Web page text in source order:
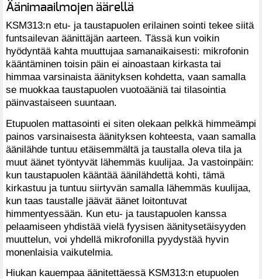
Äänimaailmojen äärellä
KSM313:n etu- ja taustapuolen erilainen sointi tekee siitä
funtsailevan äänittäjän aarteen. Tässä kun voikin
hyödyntää kahta muuttujaa samanaikaisesti: mikrofonin
kääntäminen toisin päin ei ainoastaan kirkasta tai
himmaa varsinaista äänityksen kohdetta, vaan samalla
se muokkaa taustapuolen vuotoääniä tai tilasointia
päinvastaiseen suuntaan.
Etupuolen mattasointi ei siten olekaan pelkkä himmeämpi
painos varsinaisesta äänityksen kohteesta, vaan samalla
äänilähde tuntuu etäisemmältä ja taustalla oleva tila ja
muut äänet työntyvät lähemmäs kuulijaa. Ja vastoinpäin:
kun taustapuolen kääntää äänilähdettä kohti, tämä
kirkastuu ja tuntuu siirtyvän samalla lähemmäs kuulijaa,
kun taas taustalle jäävät äänet loitontuvat
himmentyessään. Kun etu- ja taustapuolen kanssa
pelaamiseen yhdistää vielä fyysisen äänitysetäisyyden
muuttelun, voi yhdellä mikrofonilla pyydystää hyvin
monenlaisia vaikutelmia.
Hiukan kauempaa äänitettäessä KSM313:n etupuolen